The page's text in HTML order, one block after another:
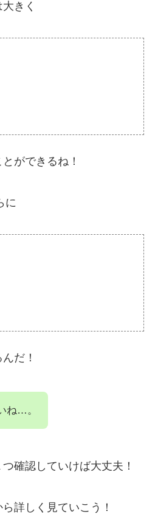
きく
ができるね！
に
だ！
ね…。
確認していけば大丈夫！
詳しく見ていこう！